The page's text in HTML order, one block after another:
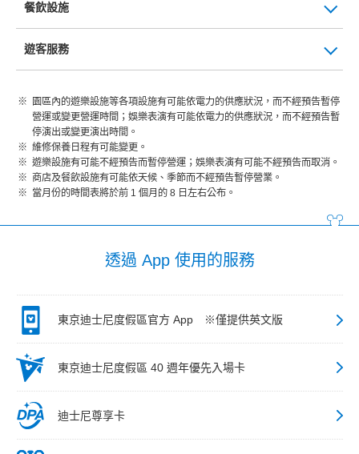
餐飲設施
遊客服務
園區內的遊樂設施等各項設施有可能依電力的供應狀況，而不經預告暫停
營運或變更營運時間；娛樂表演有可能依電力的供應狀況，而不經預告暫
停演出或變更演出時間。
維修保養日程有可能變更。
遊樂設施有可能不經預告而暫停營運；娛樂表演有可能不經預告而取消。
商店及餐飲設施有可能依天候、季節而不經預告暫停營業。
當月份的時間表將於前 1 個月的 8 日左右公布。
透過 App 使用的服務
東京迪士尼度假區官方 App ※僅提供英文版
東京迪士尼度假區 40 週年優先入場卡
迪士尼尊享卡